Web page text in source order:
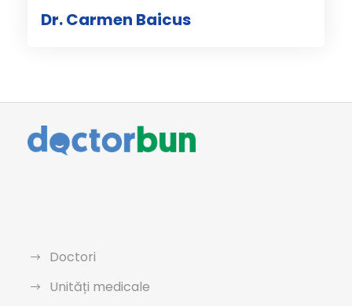
Dr. Carmen Baicus
Doctori
Unități medicale